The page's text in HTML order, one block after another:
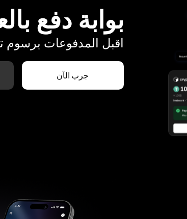
بوابة دفع
اقبل المدفوعات برسوم تبدأ من
جرب الآن